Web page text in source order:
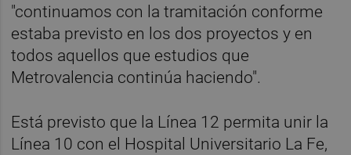
"continuamos con la tramitación conforme
estaba previsto en los dos proyectos y en
todos aquellos que estudios que
Metrovalencia continúa haciendo".
Está previsto que la Línea 12 permita unir la
Línea 10 con el Hospital Universitario La Fe,